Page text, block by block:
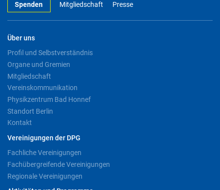
Spenden Mitgliedschaft Presse
Über uns
Profil und Selbstverständnis
Organe und Gremien
Mitgliedschaft
Vereinskommunikation
Physikzentrum Bad Honnef
Standort Berlin
Kontakt
Vereinigungen der DPG
Fachliche Vereinigungen
Fachübergreifende Vereinigungen
Regionale Vereinigungen